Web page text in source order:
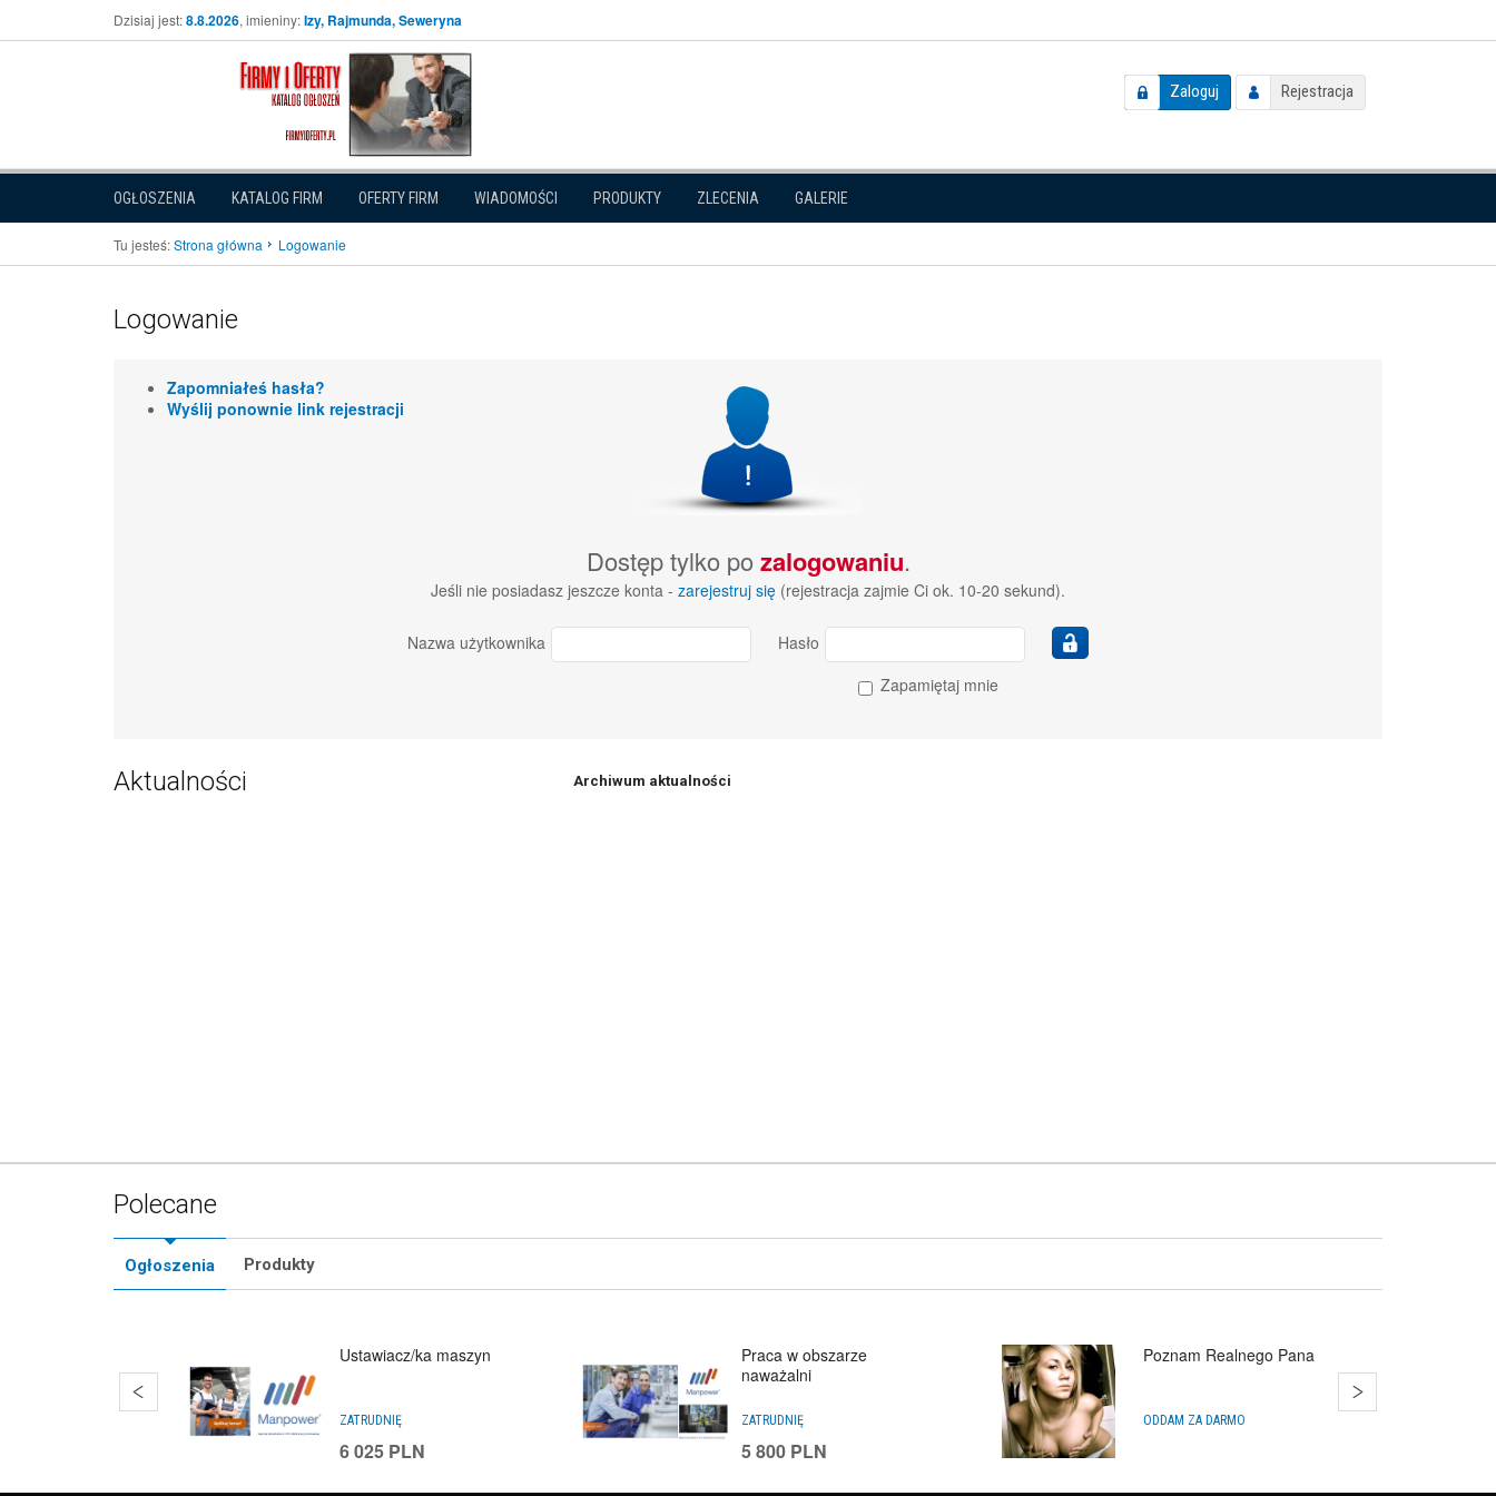
Dzisiaj jest:8.8.2026, imieniny:Izy, Rajmunda, Seweryna
Zaloguj Rejestracja
OGŁOSZENIA KATALOG FIRM OFERTY FIRM WIADOMOŚCI PRODUKTY ZLECENIA GALERIE
Tu jesteś:Strona główna Logowanie
Logowanie
Dostęp tylko pozalogowaniu.
Jeśli nie posiadasz jeszcze konta - zarejestruj się (rejestracja zajmie Ci ok. 10-20 sekund).
Nazwa użytkownika
Hasło
Zapamiętaj mnie
Zapomniałeś hasła?
Wyślij ponownie link rejestracji
Aktualności Archiwum aktualności
Polecane
Ogłoszenia Produkty
Ustawiacz/ka maszyn
ZATRUDNIĘ
6 025 PLN
Praca w obszarze
naważalni
ZATRUDNIĘ
5 800 PLN
Poznam Realnego Pana
ODDAM ZA DARMO